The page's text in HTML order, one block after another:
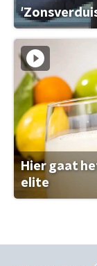
Hier gaat
elite